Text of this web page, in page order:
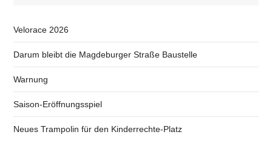
Velorace 2026
Darum bleibt die Magdeburger Straße Baustelle
Warnung
Saison-Eröffnungsspiel
Neues Trampolin für den Kinderrechte-Platz